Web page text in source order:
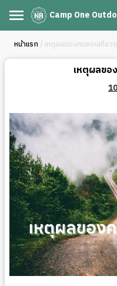
Camp One
หน้าแรก / เหตุผลของคนชอบเที่ยว
เหตุผลขอ